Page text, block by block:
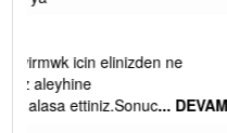
kemer mezarlık altı
gelin EREĞLİ
de RUHİ CÖBEKOĞLU